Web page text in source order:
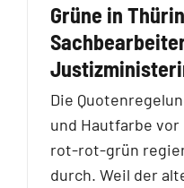
Grüne in
Die
und Hautfarbe
rot-rot-grün
durch. Weil der